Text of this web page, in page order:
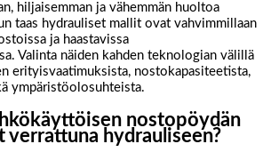
hiljaisemman ja vähemmän huoltoa
taas hydrauliset mallit ovat vahvimmillaan
ja haastavissa
Valinta näiden kahden teknologian välillä
erityisvaatimuksista, nostokapasiteetista,
ympäristöolosuhteista.
nostopöydän
verrattuna hydrauliseen?